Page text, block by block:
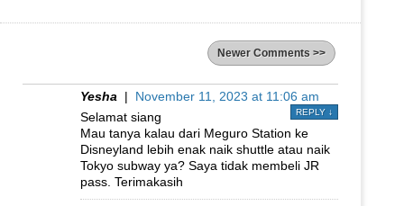
Newer Comments >>
Yesha | November 11, 2023 at 11:06 am
REPLY ↓
Selamat siang
Mau tanya kalau dari Meguro Station ke
Disneyland lebih enak naik shuttle atau naik
Tokyo subway ya? Saya tidak membeli JR
pass. Terimakasih